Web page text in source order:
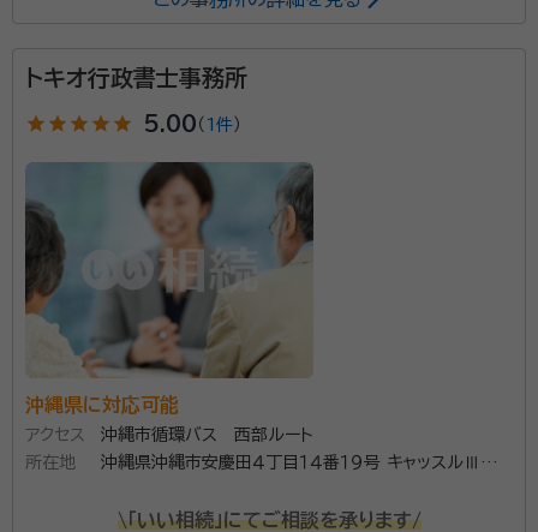
松岡 巧（まつおか たくみ）
経歴： 平成8年 京都府警察官拝命、令和4年の退職まで主に刑事部門に
事務所口コミ（抜粋）：
account_circle 満足度 5.0
ご利用時期：2025/12
面談の感想
家の近くの待ち合わせ場所にて無料面談をしました。見た目が強面顔で
すが、話すととても優しい雰囲気で、説明もわかりやすいので依頼しまし
契約後の感想
とても丁寧な対応で、何も知らない私に分かりやすく説明してくれまし
た。すごく頼できて頼れる存在で全て任せてたらそのままスムーズにに
終わった感じで大変満足してます。
沖縄県内の相続（争族）問題を少しでも減らしたい！
トキオ行政書士事務所
star star star star star 5.00 （ 1件 ）
沖縄県に対応可能
アクセス
沖縄市循環バス 西部ルート
所在地
沖縄県沖縄市安慶田４丁目１４番１９号 キャッスルⅢ安
\「いい相続」にてご相談を承ります/